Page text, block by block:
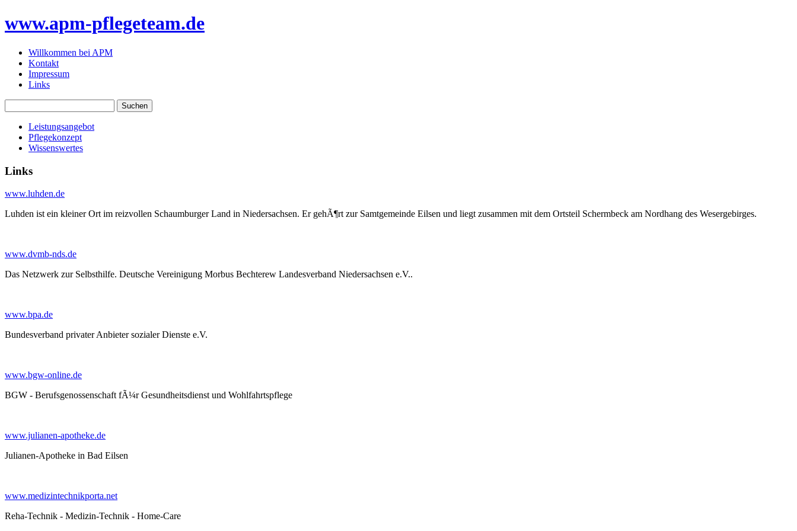
www.apm-pflegeteam.de
Willkommen bei APM
Kontakt
Impressum
Links
Leistungsangebot
Pflegekonzept
Wissenswertes
Links
www.luhden.de
Luhden ist ein kleiner Ort im reizvollen Schaumburger Land in Niedersachsen. Er gehÃ¶rt zur Samtgemeinde Eilsen und liegt zusammen mit dem Ortsteil Schermbeck am Nordhang des Wesergebirges.
www.dvmb-nds.de
Das Netzwerk zur Selbsthilfe. Deutsche Vereinigung Morbus Bechterew Landesverband Niedersachsen e.V..
www.bpa.de
Bundesverband privater Anbieter sozialer Dienste e.V.
www.bgw-online.de
BGW - Berufsgenossenschaft fÃ¼r Gesundheitsdienst und Wohlfahrtspflege
www.julianen-apotheke.de
Julianen-Apotheke in Bad Eilsen
www.medizintechnikporta.net
Reha-Technik - Medizin-Technik - Home-Care